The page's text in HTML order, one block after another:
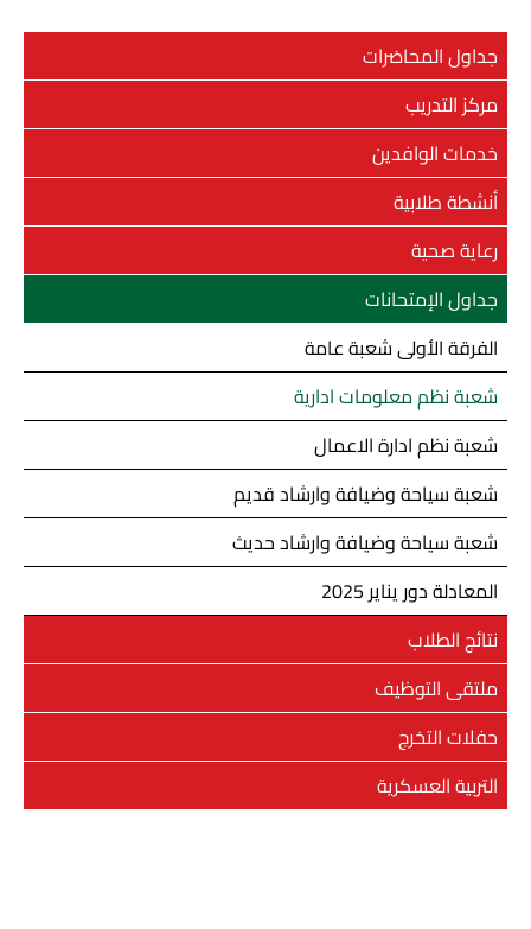
جداول المحاضرات
مركز التدريب
خدمات الوافدين
أنشطة طلابية
رعاية صحية
جداول الإمتحانات
الفرقة الأولى شعبة عامة
شعبة نظم معلومات ادارية
شعبة نظم ادارة الاعمال
شعبة سياحة وضيافة وارشاد قديم
شعبة سياحة وضيافة وارشاد حديث
المعادلة دور يناير 2025
نتائج الطلاب
ملتقى التوظيف
حفلات التخرج
التربية العسكرية